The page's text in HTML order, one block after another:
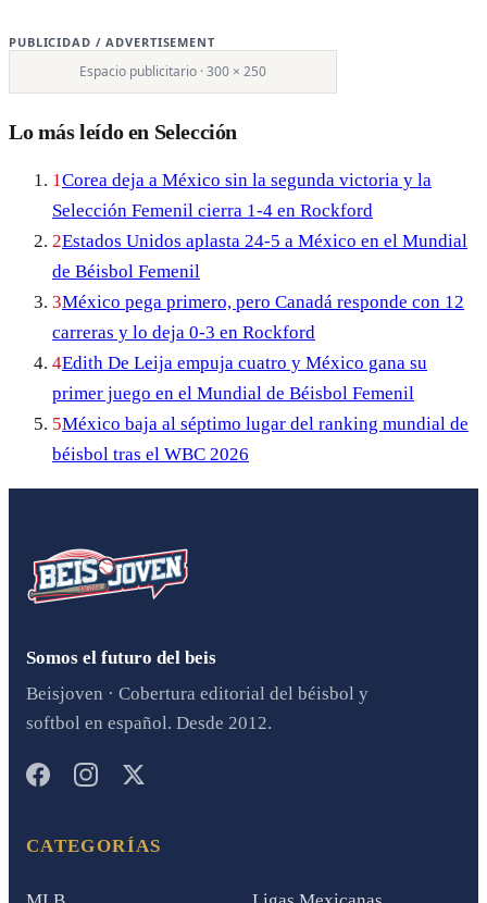
PUBLICIDAD / ADVERTISEMENT
Espacio publicitario · 300 × 250
Lo más leído en Selección
1Corea deja a México sin la segunda victoria y la
Selección Femenil cierra 1-4 en Rockford
2Estados Unidos aplasta 24-5 a México en el Mundial
de Béisbol Femenil
3México pega primero, pero Canadá responde con 12
carreras y lo deja 0-3 en Rockford
4Edith De Leija empuja cuatro y México gana su
primer juego en el Mundial de Béisbol Femenil
5México baja al séptimo lugar del ranking mundial de
béisbol tras el WBC 2026
Somos el futuro del beis
Beisjoven · Cobertura editorial del béisbol y
softbol en español. Desde 2012.
CATEGORÍAS